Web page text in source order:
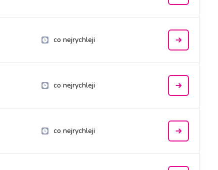
co nejrychleji
co nejrychleji
co nejrychleji